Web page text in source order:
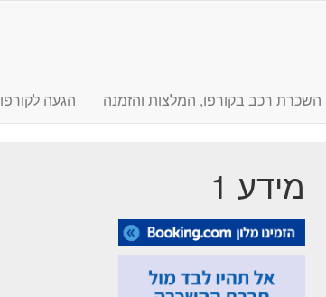
הגעה לקורפו השכרת רכב בקורפו, המלצות והזמנה
מידע 1